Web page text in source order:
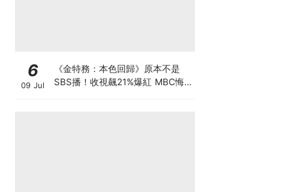
6
09 Jul
《金特務：本色回歸》原本不是
SBS播！收視飆21%爆紅 MBC悔